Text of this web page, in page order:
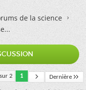
de la science
2 1 Dernière